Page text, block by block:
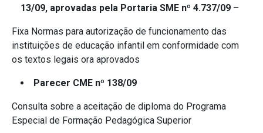
13/09, aprovadas pela Portaria SME nº 4.737/09 –
Fixa Normas para autorização de funcionamento das
instituições de educação infantil em conformidade com
os textos legais ora aprovados
Parecer CME nº 138/09
Consulta sobre a aceitação de diploma do Programa
Especial de Formação Pedagógica Superior